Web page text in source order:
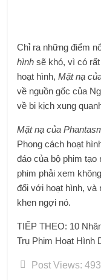
Chỉ ra những điểm
hìnhsẽ khó, vì có
hoạt hình,Mặt nạ
về nguồn gốc của
về bi kịch xung
Mặt nạ của
Phong cách hoạt
đáo của bộ phim tạo
phim phải xem
đối với hoạt hình, và
khen ngợi nó.
TIẾP THEO: 10
Trụ Phim Hoạt Hình
Post Views: 493